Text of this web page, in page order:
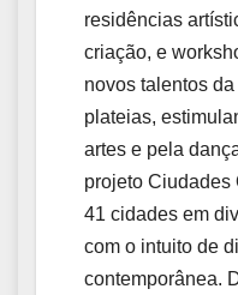
residências
criação, e
novos talentos
plateias,
artes e pela
projeto Ciudades
41 cidades em
com o intuito de
contemporânea.